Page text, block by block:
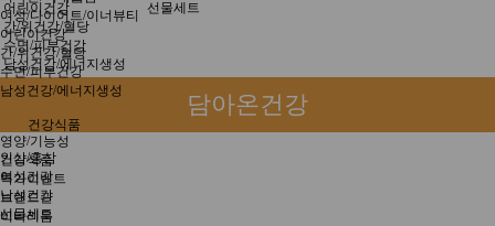
여성/다이어트/이너뷰티
어린이건강
간/위건강/혈당
수면/피부건강
남성건강/에너지생성
건강식품
인삼/홍삼
여성건강
남성건강
선물세트
어린이건강
간/위건강/혈당
수면/피부건강
남성건강/에너지생성
선물세트
담아온건강
영양/기능성
건강식품
특가이벤트
브랜드관
비타리움